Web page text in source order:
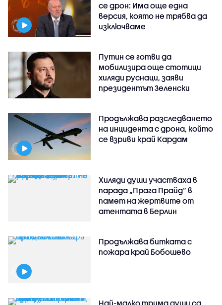
се дрон: Има още една
версия, която не трябва да
изключваме
Путин се готви да
мобилизира още стотици
хиляди руснаци, заяви
президентът Зеленски
Продължава разследването
на инцидента с дрона, който
се взриви край Кардам
Хиляди души участваха в
парада „Прага Прайд“ в
памет на жертвите от
атентата в Берлин
Продължава битката с
пожара край Бобошево
Най-малко трима души са